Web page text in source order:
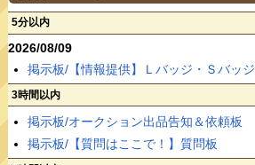
5分以内
2026/08/09
掲示板/【情報提供】Ｌバッジ・Ｓバッジ
3時間以内
掲示板/オークション出品告知＆依頼板
掲示板/【質問はここで！】質問板